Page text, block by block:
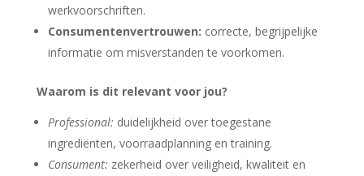
werkvoorschriften.
Consumentenvertrouwen: correcte, begrijpelijke
informatie om misverstanden te voorkomen.
Waarom is dit relevant voor jou?
Professional: duidelijkheid over toegestane
ingrediënten, voorraadplanning en training.
Consument: zekerheid over veiligheid, kwaliteit en